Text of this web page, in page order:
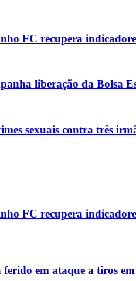
FC recupera
liberação da Bolsa
sexuais contra três
FC recupera
em ataque a tiros